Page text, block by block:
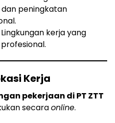
peningkatan
Lingkungan kerja yang
Kerja
pekerjaan di PT ZTT
secaraonline.